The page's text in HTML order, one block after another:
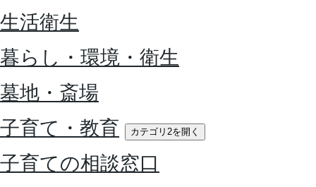
生活衛生
暮らし・環境・衛生
墓地・斎場
子育て・教育
カテゴリ2を開く
子育ての相談窓口